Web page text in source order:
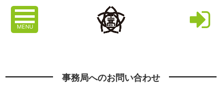
MENU
事務局へのお問い合わせ